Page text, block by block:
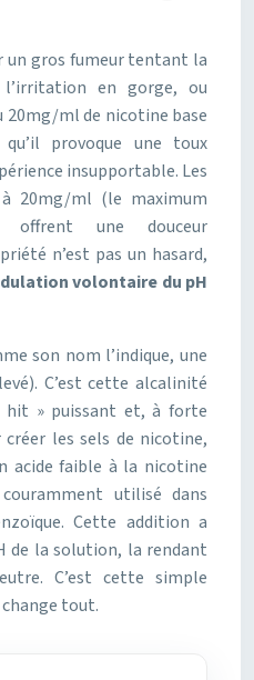
un gros fumeur tentant la
en gorge, ou
20mg/ml de nicotine base
provoque une toux
insupportable. Les
20mg/ml (le maximum
offrent une douceur
n’est pas un hasard,
volontaire du pH
son nom l’indique, une
C’est cette alcalinité
hit » puissant et, à forte
les sels de nicotine,
acide faible à la nicotine
utilisé dans
Cette addition a
de la solution, la rendant
C’est cette simple
tout.